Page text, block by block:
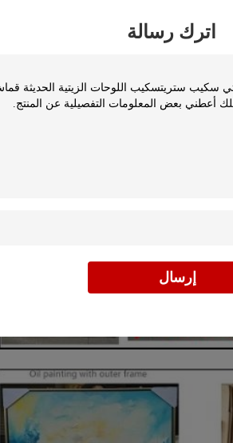
اترك رسالة
إرسال